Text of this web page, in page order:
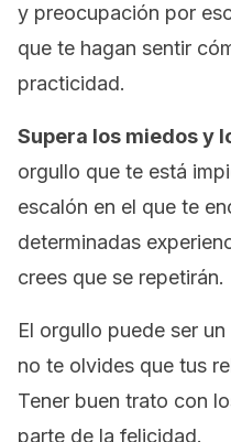
y preocupación por
que te hagan sentir
practicidad.
Supera los miedos y
orgullo que te está
escalón en el que te
determinadas
crees que se repetirán.
El orgullo puede ser
no te olvides que tus
Tener buen trato con
parte de la felicidad.